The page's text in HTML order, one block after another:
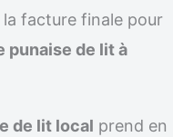
facture finale pour
punaise de lit à
de lit local prend en